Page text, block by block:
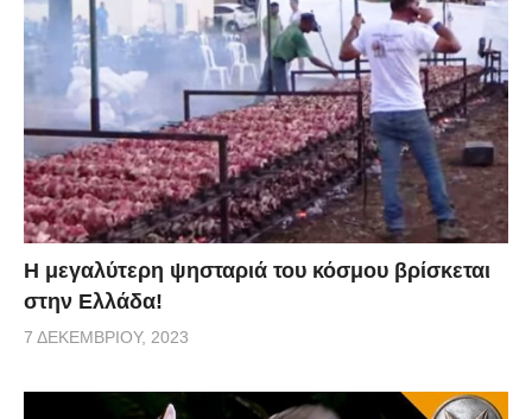
Η μεγαλύτερη ψησταριά του κόσμου βρίσκεται
στην Ελλάδα!
7 ΔΕΚΕΜΒΡΊΟΥ, 2023